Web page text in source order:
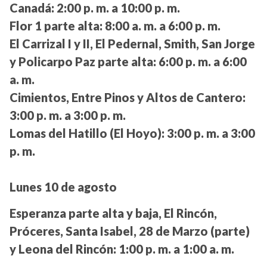
Canadá: 2:00 p. m. a 10:00 p. m.
Flor 1 parte alta: 8:00 a. m. a 6:00 p. m.
El Carrizal I y II, El Pedernal, Smith, San Jorge
y Policarpo Paz parte alta: 6:00 p. m. a 6:00
a. m.
Cimientos, Entre Pinos y Altos de Cantero:
3:00 p. m. a 3:00 p. m.
Lomas del Hatillo (El Hoyo): 3:00 p. m. a 3:00
p. m.
Lunes 10 de agosto
Esperanza parte alta y baja, El Rincón,
Próceres, Santa Isabel, 28 de Marzo (parte)
y Leona del Rincón: 1:00 p. m. a 1:00 a. m.